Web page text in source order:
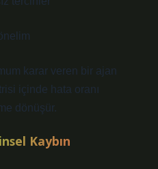
karar veren bir ajan
içinde hata oranı
dönüşür.
Kaybın